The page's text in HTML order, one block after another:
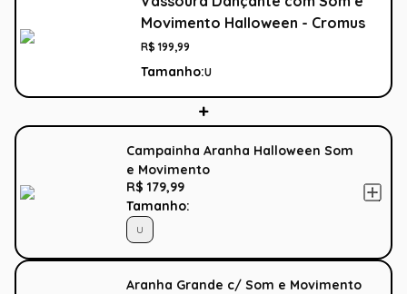
Movimento Halloween - Cromus
R$ 199,99
Tamanho:U
Campainha Aranha Halloween Som
e Movimento
R$ 179,99
Tamanho:
U
Aranha Grande c/ Som e Movimento